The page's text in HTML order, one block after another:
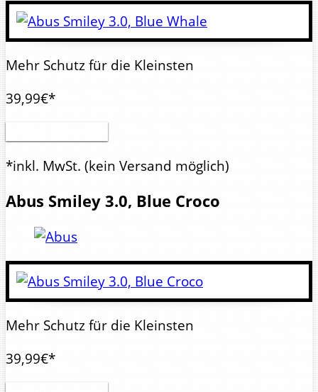
Mehr Schutz für die Kleinsten
39,99€*
*inkl. MwSt. (kein Versand möglich)
Abus Smiley 3.0, Blue Croco
Mehr Schutz für die Kleinsten
39,99€*